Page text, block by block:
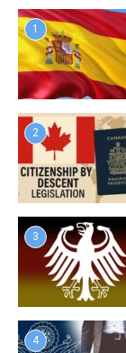
1
2
3
4